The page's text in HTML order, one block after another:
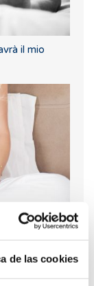
de las cookies
il mio